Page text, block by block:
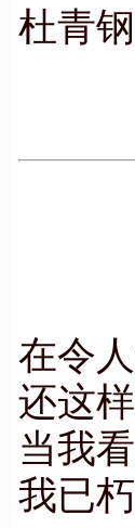
杜青
在令
还这
当我
我已